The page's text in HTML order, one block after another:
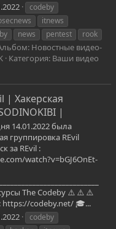
codeby
itnews
news pentest rook
Новостные видео-
Категория: Ваши видео
| Хакерская
|
14.01.2022 была
группировка REvil
за REvil :
watch?v=bGJ6OnEt-
The Codeby ⚠️ ⚠️ ⚠️
https://codeby.net/ 🎓...
codeby